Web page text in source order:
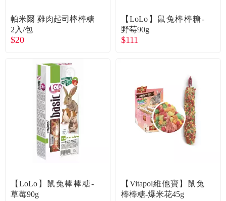
帕米爾 雞肉起司棒棒糖
2入/包
$20
【LoLo】鼠兔棒棒糖-
野莓90g
$111
【LoLo】鼠兔棒棒糖-
草莓90g
【Vitapol維他寶】鼠兔
棒棒糖-爆米花45g